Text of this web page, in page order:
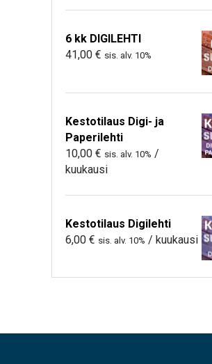
6 kk DIGILEHTI
41,00 € sis. alv. 10%
Kestotilaus Digi- ja
Paperilehti
10,00 € sis. alv. 10% /
kuukausi
Kestotilaus Digilehti
6,00 € sis. alv. 10% / kuukausi